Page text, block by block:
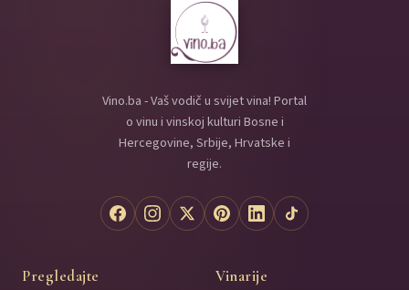
Vino.ba - Vaš vodič u svijet vina! Portal
o vinu i vinskoj kulturi Bosne i
Hercegovine, Srbije, Hrvatske i
regije.
Pregledajte Vinarije